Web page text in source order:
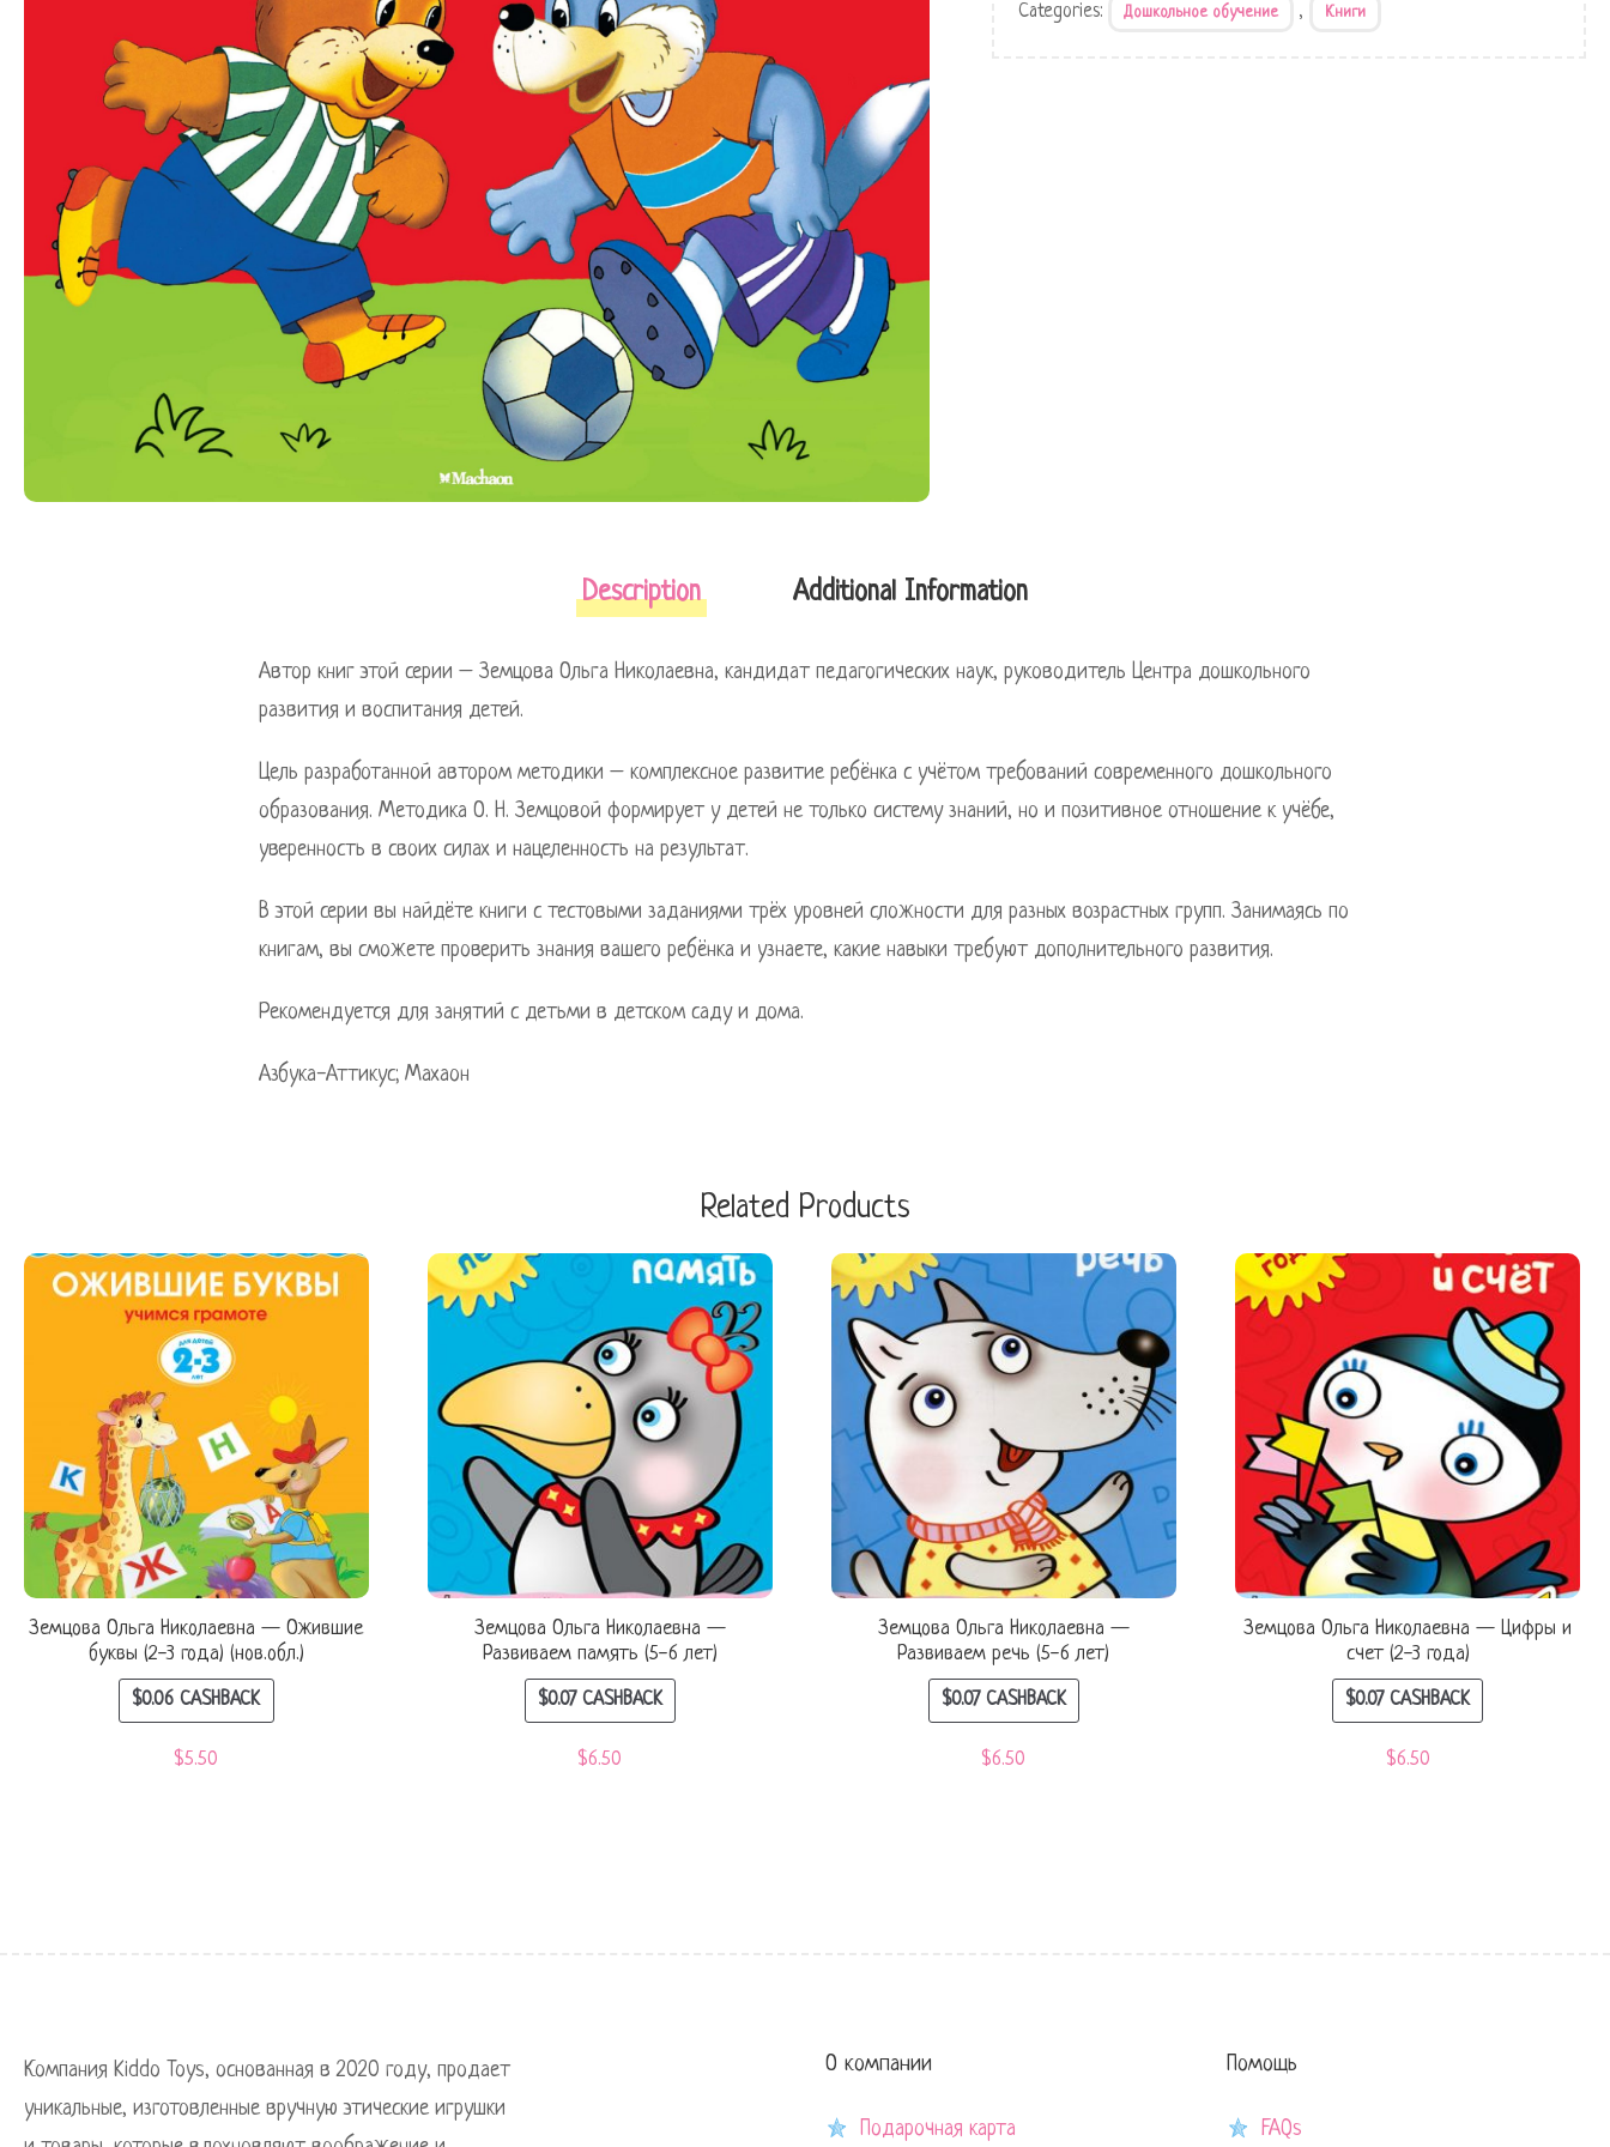
Categories: Дошкольное обучение , Книги
Description Additional Information
Автор книг этой серии – Земцова Ольга Николаевна, кандидат педагогических наук, руководитель Центра дошкольного
развития и воспитания детей.
Цель разработанной автором методики – комплексное развитие ребёнка с учётом требований современного дошкольного
образования. Методика О. Н. Земцовой формирует у детей не только систему знаний, но и позитивное отношение к учёбе,
уверенность в своих силах и нацеленность на результат.
В этой серии вы найдёте книги с тестовыми заданиями трёх уровней сложности для разных возрастных групп. Занимаясь по
книгам, вы сможете проверить знания вашего ребёнка и узнаете, какие навыки требуют дополнительного развития.
Рекомендуется для занятий с детьми в детском саду и дома.
Азбука-Аттикус; Махаон
Related Products
Земцова Ольга Николаевна — Ожившие
буквы (2-3 года) (нов.обл.)
$0.06 CASHBACK
$5.50
Земцова Ольга Николаевна —
Развиваем память (5-6 лет)
$0.07CASHBACK
$6.50
Земцова Ольга Николаевна —
Развиваем речь (5-6 лет)
$0.07CASHBACK
$6.50
Земцова Ольга Николаевна — Цифры и
счет (2-3 года)
$0.07CASHBACK
$6.50
Компания Kiddo Toys, основанная в 2020 году, продает
уникальные, изготовленные вручную этические игрушки
О компании
Подарочная карта
Помощь
FAQs